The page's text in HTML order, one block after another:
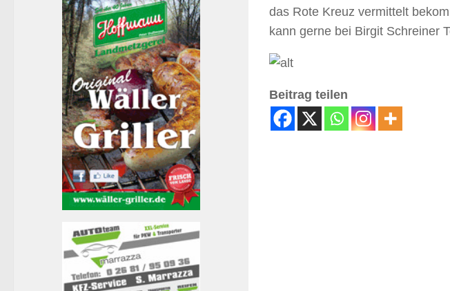
das Rote Kreuz vermittelt
kann gerne bei Birgit Schreiner
Beitrag teilen